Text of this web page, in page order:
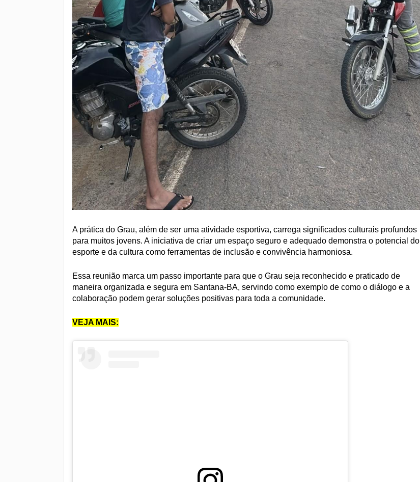
A prática do Grau, além de ser uma atividade esportiva, carrega significados culturais profundos
para muitos jovens. A iniciativa de criar um espaço seguro e adequado demonstra o potencial do
esporte e da cultura como ferramentas de inclusão e convivência harmoniosa.
Essa reunião marca um passo importante para que o Grau seja reconhecido e praticado de
maneira organizada e segura em Santana-BA, servindo como exemplo de como o diálogo e a
colaboração podem gerar soluções positivas para toda a comunidade.
VEJA MAIS: